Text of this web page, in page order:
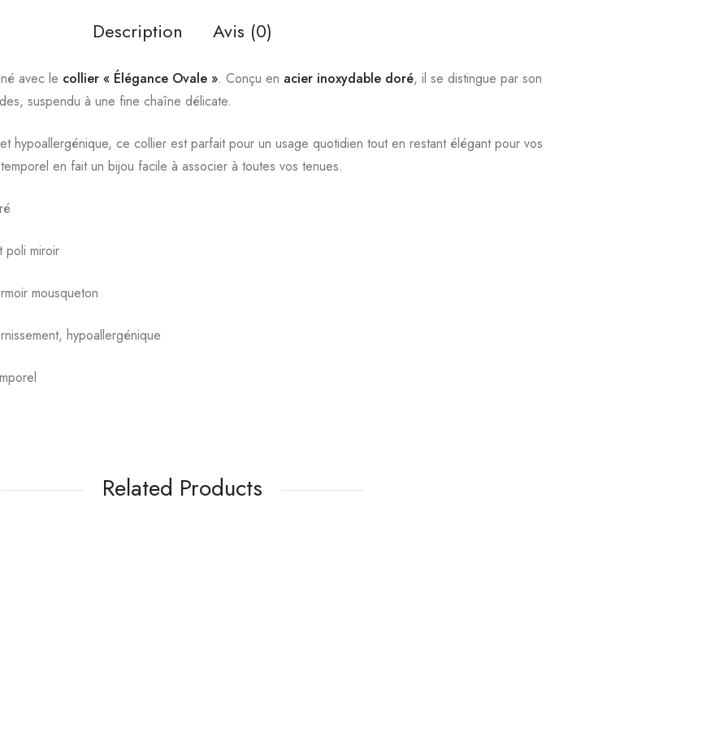
Description Avis (0)
avec le collier « Élégance Ovale ». Conçu en acier inoxydable doré, il se distingue par son
suspendu à une fine chaîne délicate.
et hypoallergénique, ce collier est parfait pour un usage quotidien tout en restant élégant pour vos
en fait un bijou facile à associer à toutes vos tenues.
poli miroir
mousqueton
hypoallergénique
Related Products